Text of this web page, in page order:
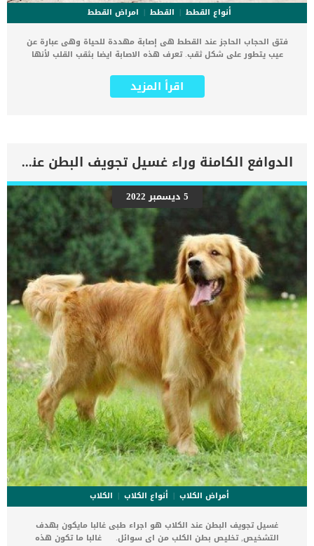
أنواع القطط القطط
امراض القطط
فتق الحجاب الحاجز عند القطط هى إصابة مهددة للحياة وهى عبارة عن
عيب يتطور على شكل ثقب. تعرف هذه الاصابة ايضا بثقب القلب لأنها
المحيط الأمن للقلب حتى يتحرك بمرونة بدون التعرض الى احتكاك او اذى.
اقرأ ايضا: خطورة الفتاق عند القطط وعلاجه تتشكل خطورة هذه الإصابة
سابقا على قطتك ويجرى تحليل الدم سيجد به العديد من التشوهات. نتائج
تحاليل الدم هى من تجعل الطبيب البيطرى يتوصل الى التشخيص الطبى
باصابة القطة بفتق الحجاب الحاجز عند القطة. كما ستكشف الاشعة
السينية عن تضخم فى القلب وان الضربات غير منتظمة نهائيا عند القطة.
يجب اجراء هذه العملية على يد جراح بيطري خبير وماهر ويفضل ان يكون
جراح قلب بيطرى متخصص. إجراءات معالجة فتق الحجاب الحاجز عند القطط
سيتم إجراء فحوصات الدم لتحديد ما إذا كانت القطة ستتمكن من البقاء
على قيد الحياة باستخدام التخدير العامهناك بعض القطط المسنة او التي
تمتلك حالة صحية ضعيفة لا تتمكن […]
اقرأ المزيد
الدوافع الكامنة وراء غسيل تجويف البطن عند الكلاب
5 ديسمبر 2022
أمراض الكلاب أنواع الكلاب
الكلاب
غسيل تجويف البطن عند الكلاب هو اجراء طبى غالبا مايكون بهدف
التشخيص, تخليص بطن الكلب من اى سوائل. غالبا ما تكون هذه